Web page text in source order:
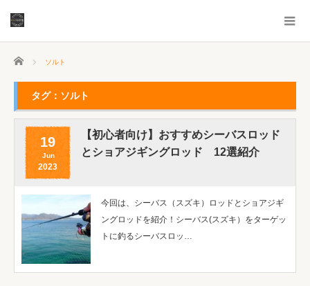
ホーム ソルト
タグ：ソルト
19
Jun
2023
【初心者向け】おすすめシーバスロッド
とショアジギングロッド 12選紹介
今回は、シーバス（スズキ）ロッドとショアジギ
ングロッドを紹介！シーバス(スズキ）をターゲッ
トに釣るシーバスロッ…